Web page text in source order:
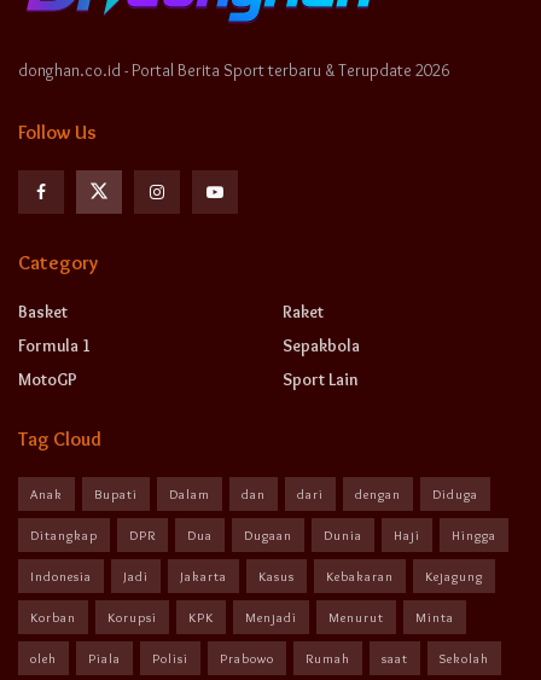
donghan.co.id - Portal Berita Sport terbaru & Terupdate 2026
Follow Us
Category
Basket
Formula 1
MotoGP
Raket
Sepakbola
Sport Lain
Tag Cloud
Anak Bupati Dalam dan dari dengan Diduga
Ditangkap DPR Dua Dugaan Dunia Haji Hingga
Indonesia Jadi Jakarta Kasus Kebakaran Kejagung
Korban Korupsi KPK Menjadi Menurut Minta
oleh Piala Polisi Prabowo Rumah saat Sekolah